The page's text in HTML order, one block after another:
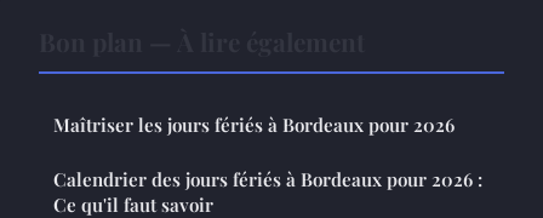
Maîtriser les jours fériés à Bordeaux pour 2026
Calendrier des jours fériés à Bordeaux pour 2026 :
Ce qu'il faut savoir